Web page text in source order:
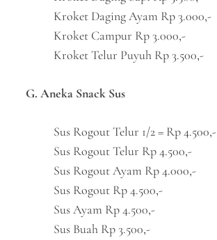
Kroket Daging Ayam Rp 3.000,-
Kroket Campur Rp 3.000,-
Kroket Telur Puyuh Rp 3.500,-
G. Aneka Snack Sus
Sus Rogout Telur 1/2 = Rp 4.500,-
Sus Rogout Telur Rp 4.500,-
Sus Rogout Ayam Rp 4.000,-
Sus Rogout Rp 4.500,-
Sus Ayam Rp 4.500,-
Sus Buah Rp 3.500,-